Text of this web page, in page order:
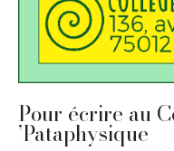
Pour écrire au
’Pataphysique